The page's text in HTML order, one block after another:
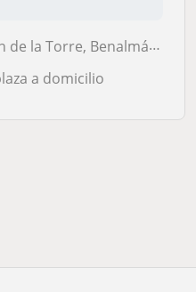
Benalmádena, Cártama, Torremolinos
a domicilio